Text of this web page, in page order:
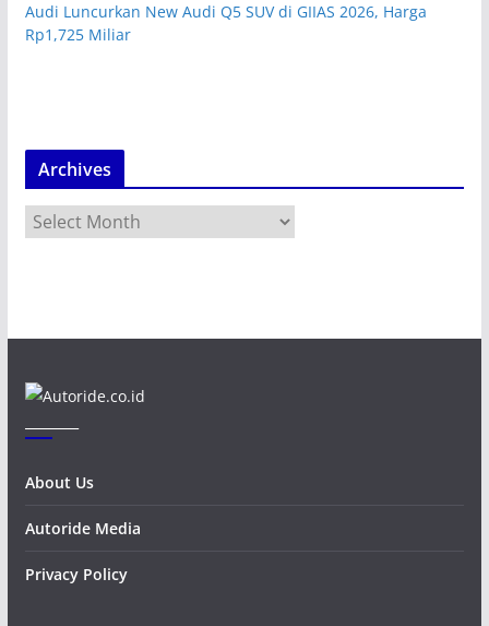
Audi Luncurkan New Audi Q5 SUV di GIIAS 2026, Harga
Rp1,725 Miliar
Archives
r
e
About Us
Autoride Media
Privacy Policy